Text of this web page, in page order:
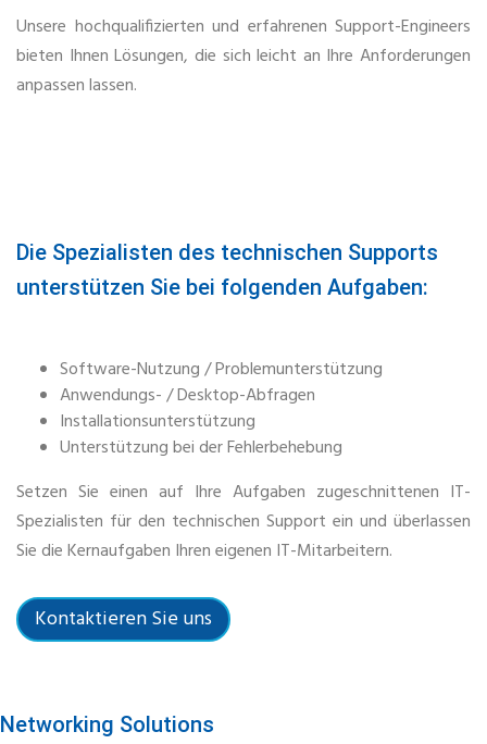
Unsere hochqualifizierten und erfahrenen Support-Engineers
bieten Ihnen Lösungen, die sich leicht an Ihre Anforderungen
anpassen lassen.
Die Spezialisten des technischen Supports
unterstützen Sie bei folgenden Aufgaben:
Software-Nutzung / Problemunterstützung
Anwendungs- / Desktop-Abfragen
Installationsunterstützung
Unterstützung bei der Fehlerbehebung
Setzen Sie einen auf Ihre Aufgaben zugeschnittenen IT-
Spezialisten für den technischen Support ein und überlassen
Sie die Kernaufgaben Ihren eigenen IT-Mitarbeitern.
Kontaktieren Sie uns
Networking Solutions